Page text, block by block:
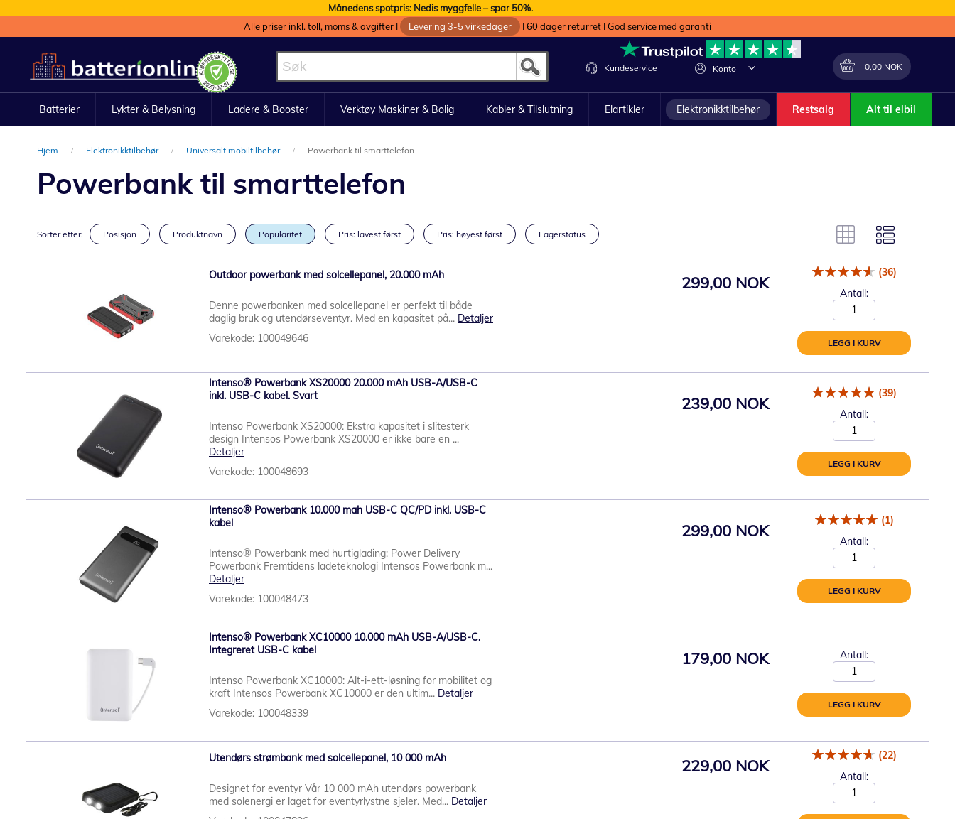
Månedens spotpris: Nedis myggfelle – spar 50%.
Alle priser inkl. toll, moms & avgifter I
Levering 3-5 virkedager I 60 dager returret I God service med garanti
til
innhold
Konto Endring
Min handlekurv
0,00 NOK
Kundeservice
Batterier Lykter & Belysning Ladere & Booster Verktøy Maskiner & Bolig Kabler & Tilslutning Elartikler Elektronikktilbehør Restsalg Alt til elbil
Hjem Elektronikktilbehør Universalt mobiltilbehør Powerbank til smarttelefon
Powerbank til smarttelefon
Sorter etter: Posisjon Produktnavn Popularitet Pris: lavest først Pris: høyest først Lagerstatus
Outdoor powerbank med solcellepanel, 20.000 mAh
Denne powerbanken med solcellepanel er perfekt til både
daglig bruk og utendørseventyr. Med en kapasitet på... Detaljer
Varekode: 100049646
299,00 NOK
(36)
Antall:
LEGG I KURV
Intenso® Powerbank XS20000 20.000 mAh USB-A/USB-C
inkl. USB-C kabel. Svart
Intenso Powerbank XS20000: Ekstra kapasitet i slitesterk
design Intensos Powerbank XS20000 er ikke bare en ...
Detaljer
Varekode: 100048693
239,00 NOK
(39)
Antall:
LEGG I KURV
Intenso® Powerbank 10.000 mah USB-C QC/PD inkl. USB-C
kabel
Intenso® Powerbank med hurtiglading: Power Delivery
Powerbank Fremtidens ladeteknologi Intensos Powerbank m...
Detaljer
Varekode: 100048473
299,00 NOK
(1)
Antall:
LEGG I KURV
Intenso® Powerbank XC10000 10.000 mAh USB-A/USB-C.
Integreret USB-C kabel
Intenso Powerbank XC10000: Alt-i-ett-løsning for mobilitet og
kraft Intensos Powerbank XC10000 er den ultim... Detaljer
Varekode: 100048339
179,00 NOK Antall:
LEGG I KURV
Utendørs strømbank med solcellepanel, 10 000 mAh
Designet for eventyr Vår 10 000 mAh utendørs powerbank
med solenergi er laget for eventyrlystne sjeler. Med... Detaljer
229,00 NOK
(22)
Antall: